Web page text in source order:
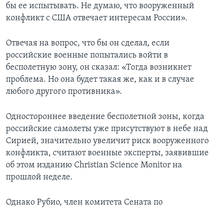
бы ее испытывать. Не думаю, что вооруженный
конфликт с США отвечает интересам России».
Отвечая на вопрос, что бы он сделал, если
российские военные попытались войти в
бесполетную зону, он сказал: «Тогда возникнет
проблема. Но она будет такая же, как и в случае
любого другого противника».
Одностороннее введение бесполетной зоны, когда
российские самолеты уже присутствуют в небе над
Сирией, значительно увеличит риск вооруженного
конфликта, считают военные эксперты, заявившие
об этом изданию Christian Science Monitor на
прошлой неделе.
Однако Рубио, член комитета Сената по